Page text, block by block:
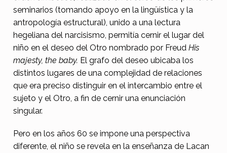
i
a
seminarios (tomando apoyo en la lingüística y la
antropología estructural), unido a una lectura
hegeliana del narcisismo, permitía cernir el lugar del
niño en el deseo del Otro nombrado por Freud His
majesty, the baby. El grafo del deseo ubicaba los
distintos lugares de una complejidad de relaciones
que era preciso distinguir en el intercambio entre el
sujeto y el Otro, a fin de cernir una enunciación
singular.
Pero en los años 60 se impone una perspectiva
diferente, el niño se revela en la enseñanza de Lacan